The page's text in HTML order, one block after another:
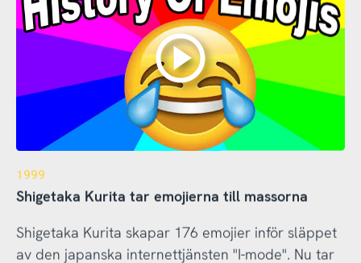
1999
Shigetaka Kurita tar emojierna till massorna
Shigetaka Kurita skapar 176 emojier inför släppet
av den japanska internettjänsten "I-mode". Nu tar